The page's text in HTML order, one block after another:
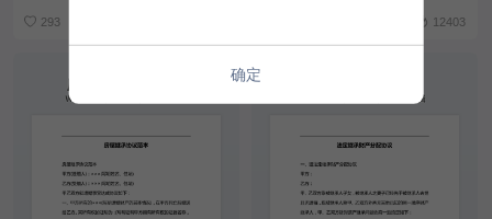
293 12403
确定